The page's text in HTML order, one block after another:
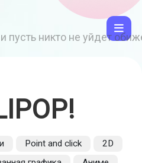
пусть никто не уйдет
Point and click
2D